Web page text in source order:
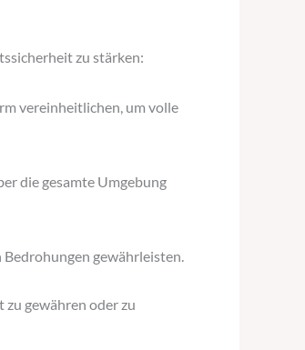
zu stärken:
vereinheitlichen, um volle
die gesamte Umgebung
gewährleisten.
gewähren oder zu